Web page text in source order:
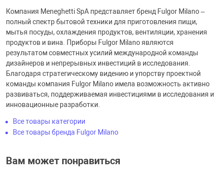
Компания Meneghetti SpA представляет бренд Fulgor Milano –
полный спектр бытовой техники для приготовления пищи,
мытья посуды, охлаждения продуктов, вентиляции, хранения
продуктов и вина. Приборы Fulgor Milano являются
результатом совместных усилий международной команды
дизайнеров и непрерывных инвестиций в исследования.
Благодаря стратегическому видению и упорству проектной
команды компания Fulgor Milano имела возможность активно
развиваться, поддерживаемая инвестициями в исследования и
инновационные разработки.
Все товары категории
Все товары бренда Fulgor Milano
Вам может понравиться